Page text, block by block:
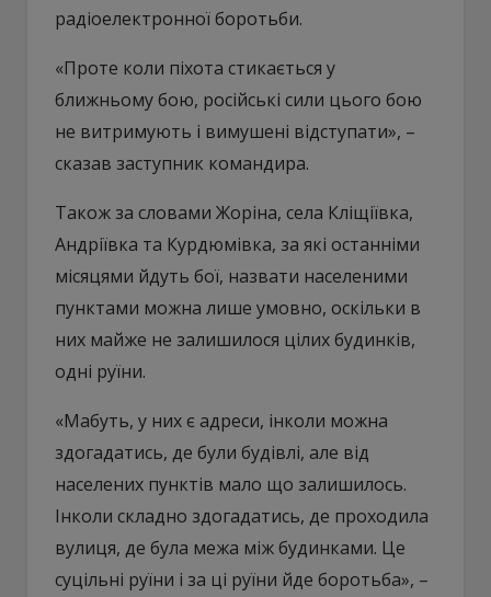
радіоелектронної боротьби.
«Проте коли піхота стикається у
ближньому бою, російські сили цього бою
не витримують і вимушені відступати», –
сказав заступник командира.
Також за словами Жоріна, села Кліщіївка,
Андріївка та Курдюмівка, за які останніми
місяцями йдуть бої, назвати населеними
пунктами можна лише умовно, оскільки в
них майже не залишилося цілих будинків,
одні руїни.
«Мабуть, у них є адреси, інколи можна
здогадатись, де були будівлі, але від
населених пунктів мало що залишилось.
Інколи складно здогадатись, де проходила
вулиця, де була межа між будинками. Це
суцільні руїни і за ці руїни йде боротьба», –